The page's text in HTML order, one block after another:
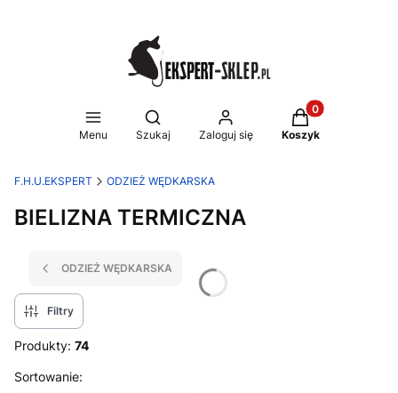
Menu
Otwórz wyszukiwarkę
Szukaj Zaloguj się
Produkty w
Koszyk
F.H.U.EKSPERT ODZIEŻ WĘDKARSKA
BIELIZNA TERMICZNA
ODZIEŻ WĘDKARSKA
Filtry
Produkty: 74
Lista produktów
Sortowanie: